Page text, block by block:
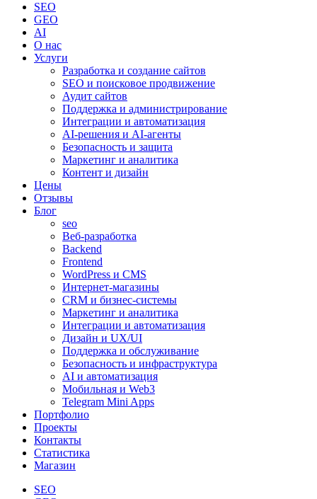
SEO
GEO
AI
О нас
Услуги
Разработка и создание сайтов
SEO и поисковое продвижение
Аудит сайтов
Поддержка и администрирование
Интеграции и автоматизация
AI-решения и AI-агенты
Безопасность и защита
Маркетинг и аналитика
Контент и дизайн
Цены
Отзывы
Блог
seo
Веб-разработка
Backend
Frontend
WordPress и CMS
Интернет-магазины
CRM и бизнес-системы
Маркетинг и аналитика
Интеграции и автоматизация
Дизайн и UX/UI
Поддержка и обслуживание
Безопасность и инфраструктура
AI и автоматизация
Мобильная и Web3
Telegram Mini Apps
Портфолио
Проекты
Контакты
Статистика
Магазин
SEO